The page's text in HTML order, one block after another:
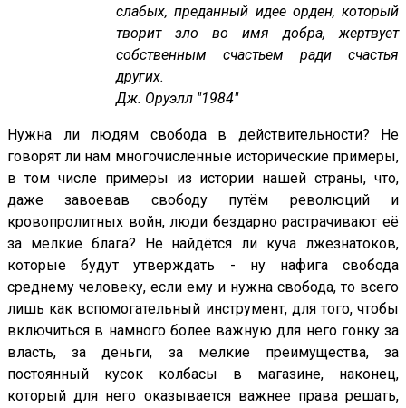
слабых, преданный идее орден, который
творит зло во имя добра, жертвует
собственным счастьем ради счастья
других.
Дж. Оруэлл "1984"
Нужна ли людям свобода в действительности? Не
говорят ли нам многочисленные исторические примеры,
в том числе примеры из истории нашей страны, что,
даже завоевав свободу путём революций и
кровопролитных войн, люди бездарно растрачивают её
за мелкие блага? Не найдётся ли куча лжезнатоков,
которые будут утверждать - ну нафига свобода
среднему человеку, если ему и нужна свобода, то всего
лишь как вспомогательный инструмент, для того, чтобы
включиться в намного более важную для него гонку за
власть, за деньги, за мелкие преимущества, за
постоянный кусок колбасы в магазине, наконец,
который для него оказывается важнее права решать,